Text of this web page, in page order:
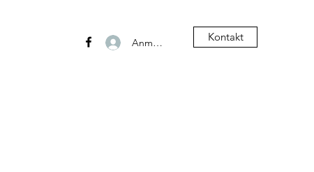
Anmelden Kontakt